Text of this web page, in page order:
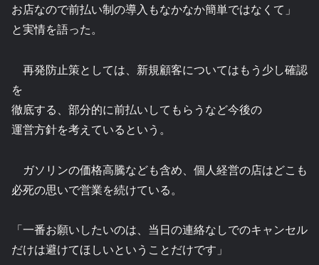
お店なので前払い制の導入もなかなか簡単ではなくて」
と実情を語った。
再発防止策としては、新規顧客についてはもう少し確認
を
徹底する、部分的に前払いしてもらうなど今後の
運営方針を考えているという。
ガソリンの価格高騰なども含め、個人経営の店はどこも
必死の思いで営業を続けている。
「一番お願いしたいのは、当日の連絡なしでのキャンセル
だけは避けてほしいということだけです」